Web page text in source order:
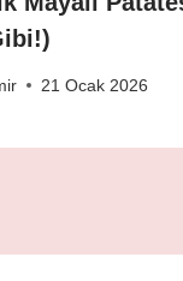
21 Ocak 2026